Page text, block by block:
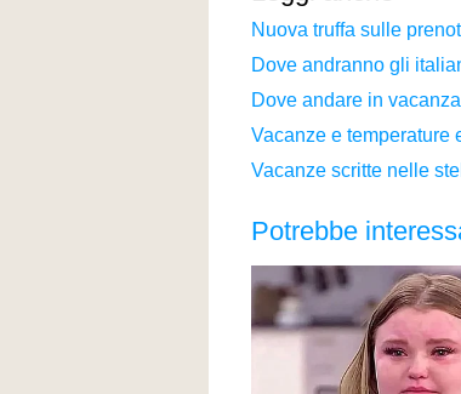
Nuova truffa sulle
Dove andranno gli
Dove andare in
Vacanze e temperature
Vacanze scritte nelle